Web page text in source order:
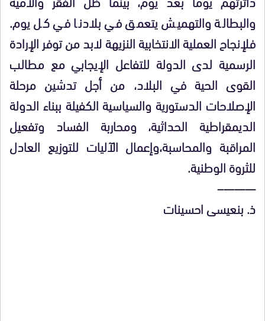
والبطالة والتهميش يتعمق في بلادنا في كل يوم.
فلإنجاح العملية الانتخابية النزيهة لابد من توفر الإرادة
الرسمية لدى الدولة للتفاعل الإيجابي مع مطالب
القوى الحية في البلاد، من أجل تدشين مرحلة
الإصلاحات الدستورية والسياسية الكفيلة ببناء الدولة
الديمقراطية الحداثية، ومحاربة الفساد وتفعيل
المراقبة والمحاسبة،وإعمال الآليات للتوزيع العادل
للثروة الوطنية.
———–
ذ. بنعيسى احسينات